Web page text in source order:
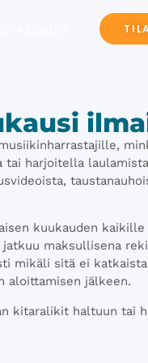
tai harjoitella
kuukauden
maksullisena
mikäli sitä ei
aloittamisen jälkeen.
kitaralikit haltuun tai